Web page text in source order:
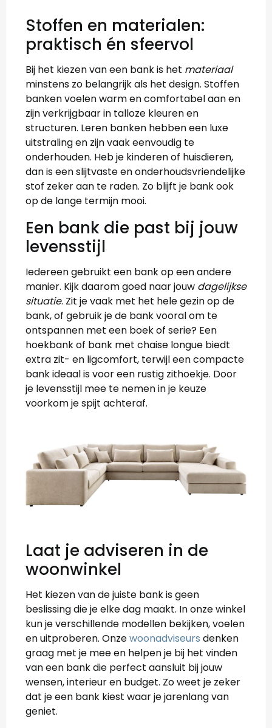
Stoffen en materialen:
praktisch én sfeervol
Bij het kiezen van een bank is het materiaal
minstens zo belangrijk als het design. Stoffen
banken voelen warm en comfortabel aan en
zijn verkrijgbaar in talloze kleuren en
structuren. Leren banken hebben een luxe
uitstraling en zijn vaak eenvoudig te
onderhouden. Heb je kinderen of huisdieren,
dan is een slijtvaste en onderhoudsvriendelijke
stof zeker aan te raden. Zo blijft je bank ook
op de lange termijn mooi.
Een bank die past bij jouw
levensstijl
Iedereen gebruikt een bank op een andere
manier. Kijk daarom goed naar jouw dagelijkse
situatie. Zit je vaak met het hele gezin op de
bank, of gebruik je de bank vooral om te
ontspannen met een boek of serie? Een
hoekbank of bank met chaise longue biedt
extra zit- en ligcomfort, terwijl een compacte
bank ideaal is voor een rustig zithoekje. Door
je levensstijl mee te nemen in je keuze
voorkom je spijt achteraf.
Laat je adviseren in de
woonwinkel
Het kiezen van de juiste bank is geen
beslissing die je elke dag maakt. In onze winkel
kun je verschillende modellen bekijken, voelen
en uitproberen. Onzewoonadviseurs denken
graag met je mee en helpen je bij het vinden
van een bank die perfect aansluit bij jouw
wensen, interieur en budget. Zo weet je zeker
dat je een bank kiest waar je jarenlang van
geniet.